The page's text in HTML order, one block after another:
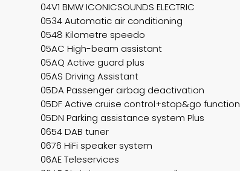
04V1 BMW ICONICSOUNDS ELECTRIC
0534 Automatic air conditioning
0548 Kilometre speedo
05AC High-beam assistant
05AQ Active guard plus
05AS Driving Assistant
05DA Passenger airbag deactivation
05DF Active cruise control+stop&go function
05DN Parking assistance system Plus
0654 DAB tuner
0676 HiFi speaker system
06AE Teleservices